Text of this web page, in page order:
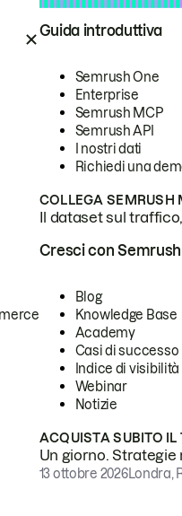
Guida introduttiva
Semrush One
Enterprise
Semrush MCP
Semrush API
I nostri dati
Richiedi una
COLLEGA SEMRUSH
Il dataset sul
Cresci con Semrush
Blog
Knowledge Base
Academy
Casi di successo
Indice di visibilità
Webinar
Notizie
ACQUISTA SUBITO IL
Un giorno.
13 ottobre 2026Londra,